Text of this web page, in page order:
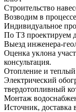
Строительство
Возводим в
Индивидуальное
По ТЗ проектируем
Выезд инженера-
Оценка уклона
консультация.
Отопление и
Электрический
твердотопливный
Монтаж
Источник, доставка